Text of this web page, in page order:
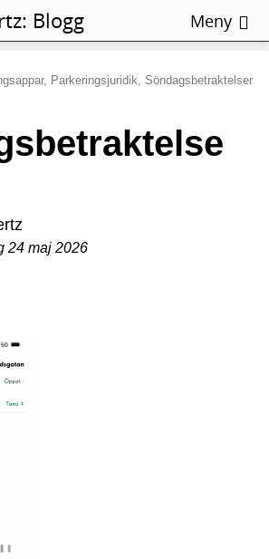
Parkeringsjuridik, Söndagsbetraktelser
24 maj 2026
Blogg Meny